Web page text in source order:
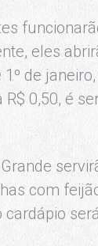
eles
de
0,50, é
com
cardápio